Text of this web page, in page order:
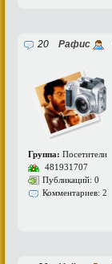
20 Рафис
Группа: Посетители
481931707
Публикаций: 0
Комментариев: 2